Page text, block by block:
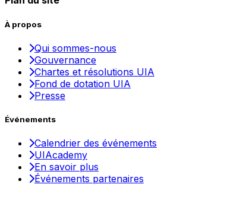
À propos
Qui sommes-nous
Gouvernance
Chartes et résolutions UIA
Fond de dotation UIA
Presse
Événements
Calendrier des événements
UIAcademy
En savoir plus
Événements partenaires